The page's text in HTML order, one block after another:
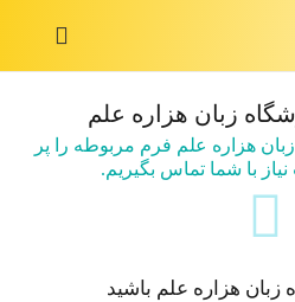
زبان هزاره علم
هزاره علم فرم مربوطه را پر
با شما تماس بگیریم.
هزاره علم باشید